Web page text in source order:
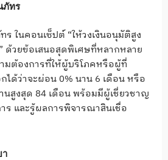
ภัทร
ในคอนเซ็ปต์ “ให้วงเงินอนุมัติสูง
ด้วยข้อเสนอสุดพิเศษที่หลากหลาย
ต้องการที่ให้ผู้บริโภคหรือผู้ที่
ได้ว่าจะผ่อน 0% นาน 6 เดือน หรือ
นสูงสุด 84 เดือน พร้อมมีผู้เชี่ยวชาญ
ร และรู้ผลการพิจารณาสินเชื่อ
า